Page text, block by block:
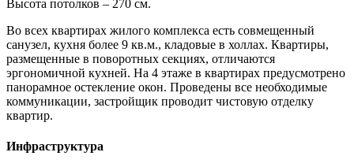
Высота потолков – 270 см.
Во всех квартирах жилого комплекса есть совмещенный
санузел, кухня более 9 кв.м., кладовые в холлах. Квартиры,
размещенные в поворотных секциях, отличаются
эргономичной кухней. На 4 этаже в квартирах предусмотрено
панорамное остекление окон. Проведены все необходимые
коммуникации, застройщик проводит чистовую отделку
квартир.
Инфраструктура